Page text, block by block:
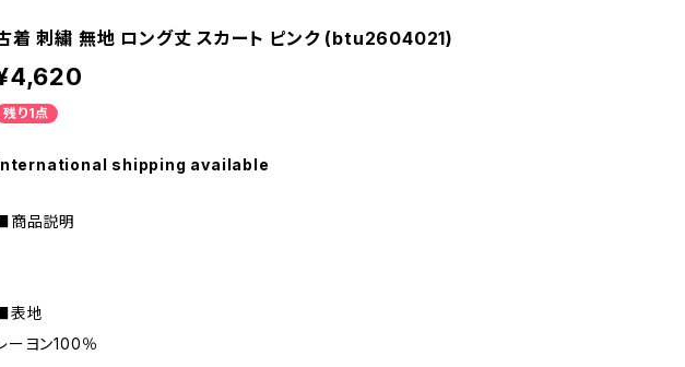
着 刺繍 無地 ロング丈 スカート ピンク (btu2604021)
残り1点
shipping available
商品説明
表地
ーヨン100％